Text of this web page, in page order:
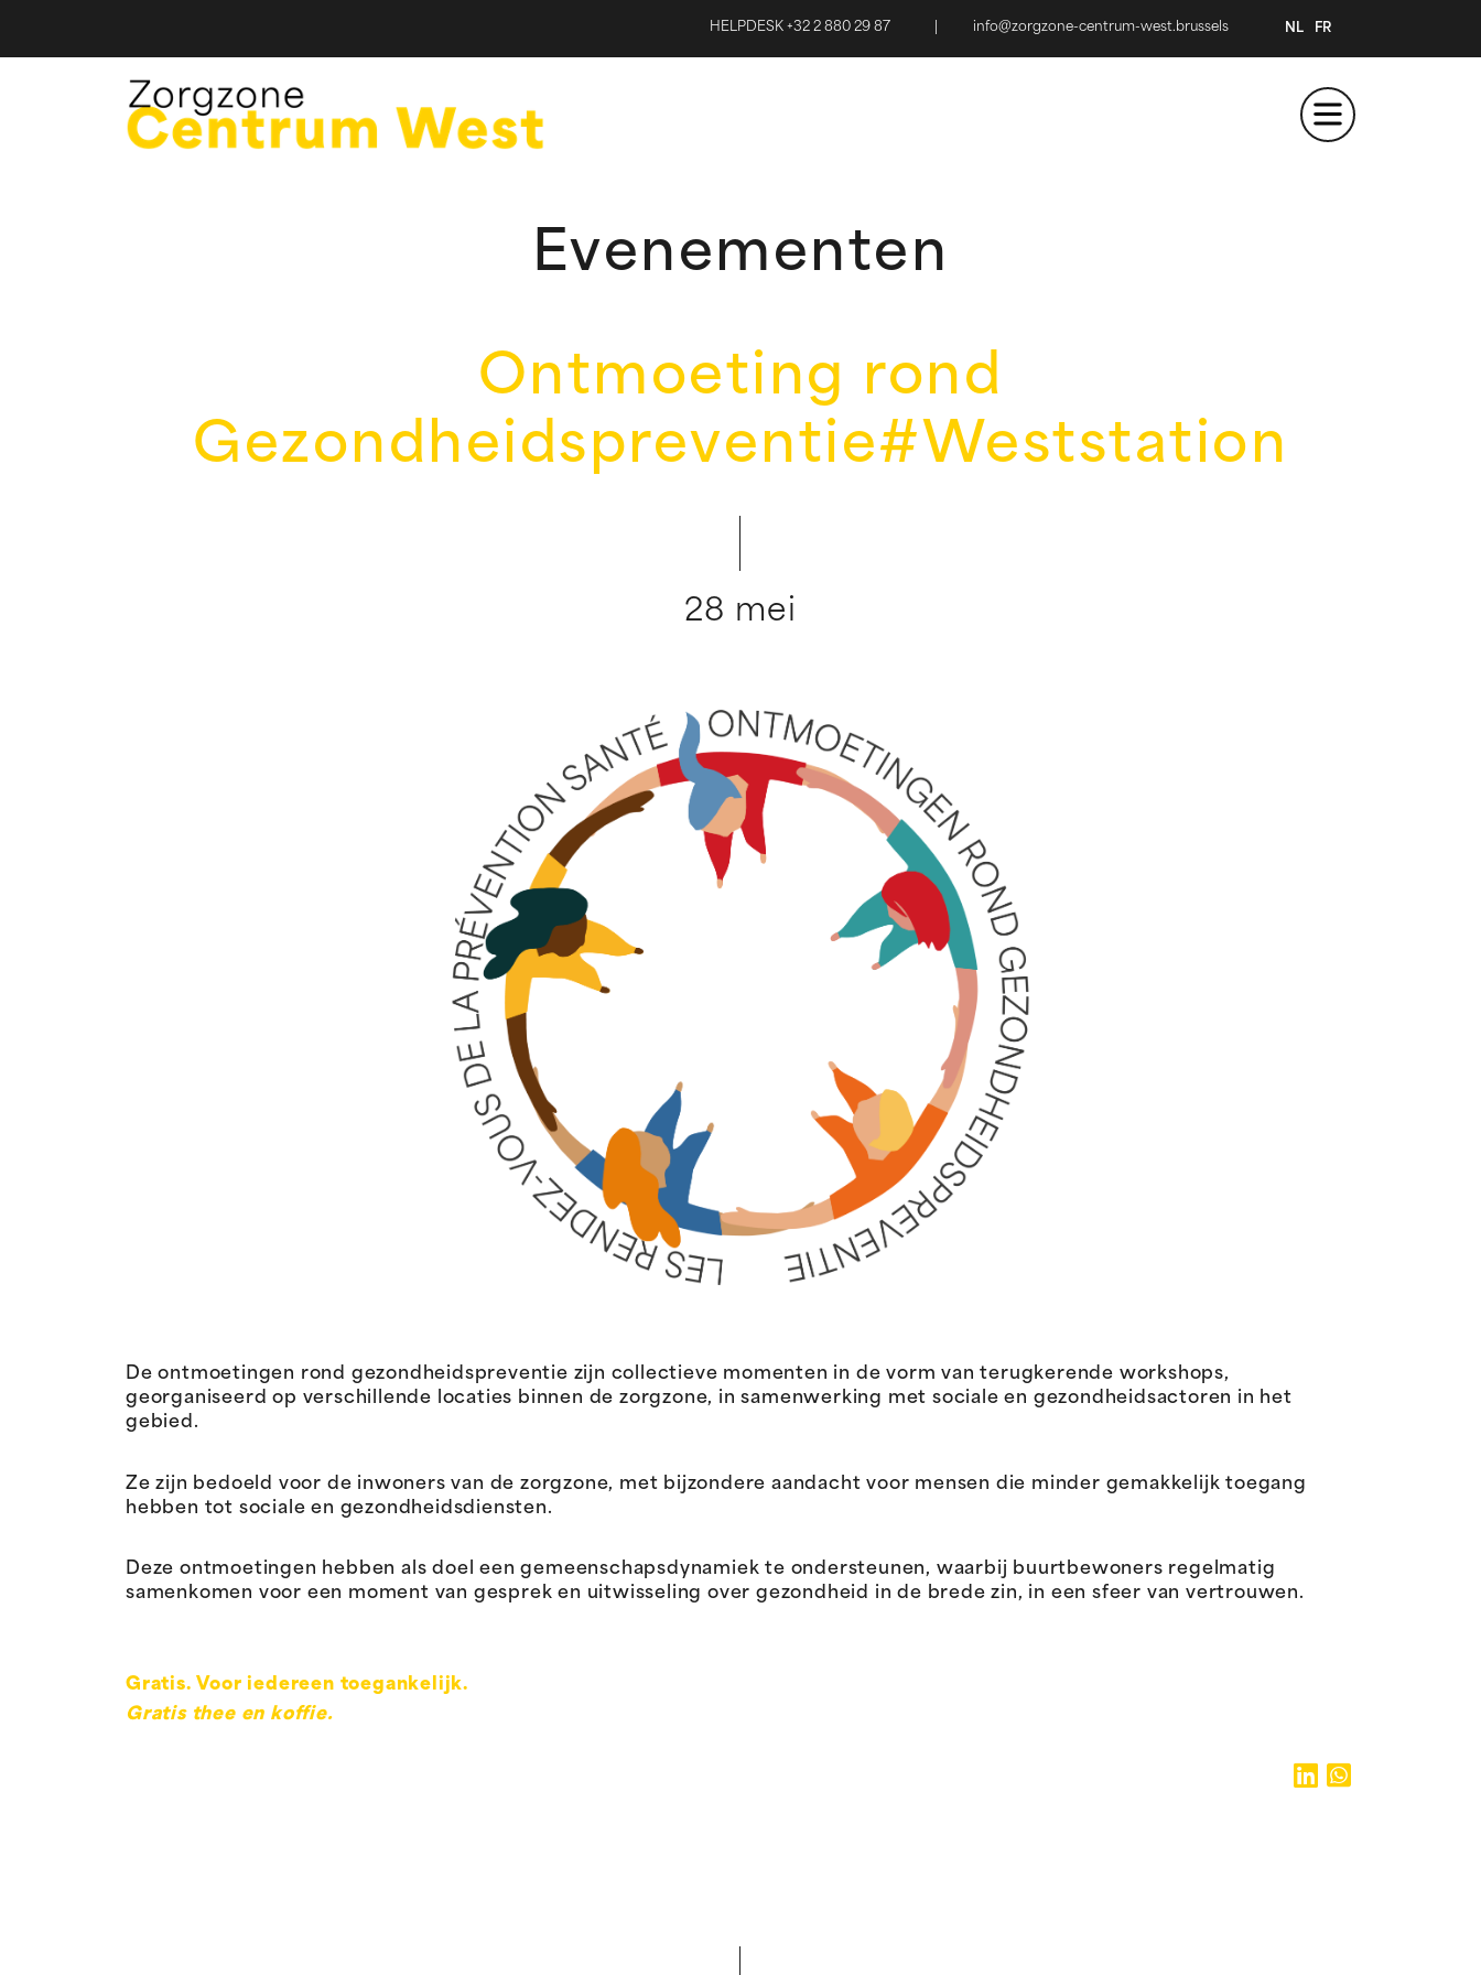
HELPDESK +32 2 880 29 87 info@zorgzone-centrum-west.brussels NL FR
Evenementen
Ontmoeting rond
Gezondheidspreventie#Weststation
28 mei
De ontmoetingen rond gezondheidspreventie zijn collectieve momenten in de vorm van terugkerende workshops,
georganiseerd op verschillende locaties binnen de zorgzone, in samenwerking met sociale en gezondheidsactoren in het
gebied.
Ze zijn bedoeld voor de inwoners van de zorgzone, met bijzondere aandacht voor mensen die minder gemakkelijk toegang
hebben tot sociale en gezondheidsdiensten.
Deze ontmoetingen hebben als doel een gemeenschapsdynamiek te ondersteunen, waarbij buurtbewoners regelmatig
samenkomen voor een moment van gesprek en uitwisseling over gezondheid in de brede zin, in een sfeer van vertrouwen.
Gratis. Voor iedereen toegankelijk.
Gratis thee en koffie.